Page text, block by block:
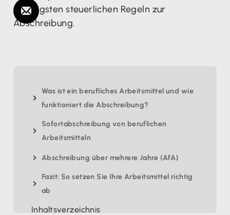
wichtigsten steuerlichen Regeln zur
Abschreibung.
Was ist ein berufliches Arbeitsmittel und wie
funktioniert die Abschreibung?
Sofortabschreibung von beruflichen
Arbeitsmitteln
Abschreibung über mehrere Jahre (AfA)
Fazit: So setzen Sie Ihre Arbeitsmittel richtig
ab
Inhaltsverzeichnis